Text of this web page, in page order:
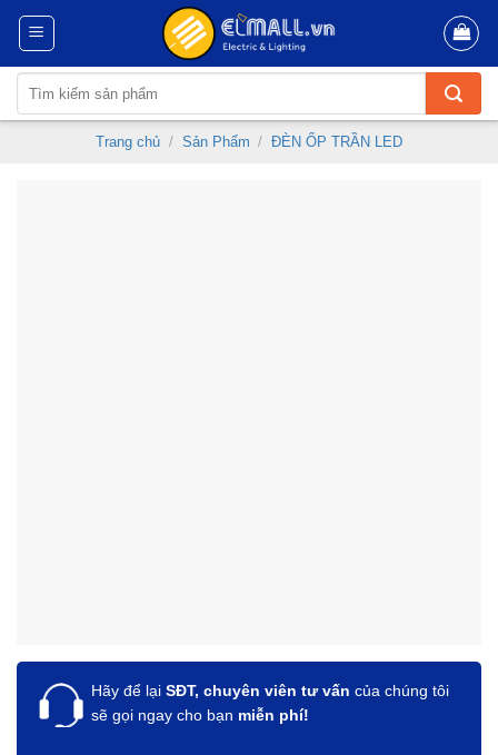
Skip
content
kiếm:
Trang chủ / Sản Phẩm / ĐÈN ỐP TRẦN LED
Hãy để lại SĐT, chuyên viên tư vấn của chúng tôi
sẽ gọi ngay cho bạn miễn phí!